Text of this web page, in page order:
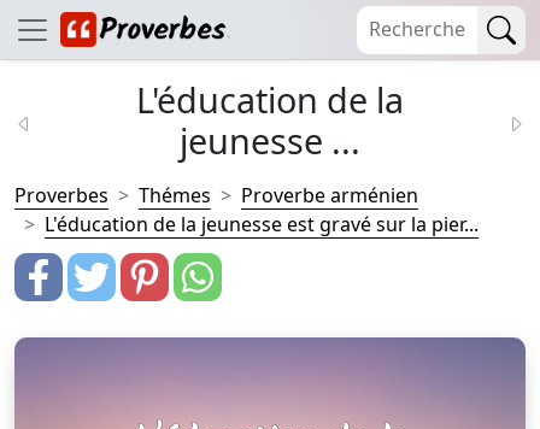
L'éducation de la
jeunesse ...
Proverbes Thémes
Proverbe arménien
L'éducation de la jeunesse est gravé sur la pier...